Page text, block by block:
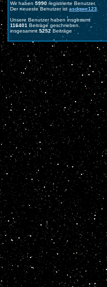
Wir haben 5990 registrierte Benutzer.
Der neueste Benutzer istasdqwe123
Unsere Benutzer haben insgesamt
116401 Beiträge geschrieben.
insgesammt 5252 Beiträge